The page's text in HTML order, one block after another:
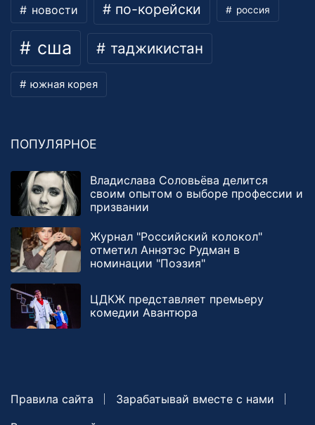
новости по-корейски россия
сша таджикистан
южная корея
ПОПУЛЯРНОЕ
Владислава Соловьёва делится
своим опытом о выборе профессии и
призвании
Журнал "Российский колокол"
отметил Аннэтэс Рудман в
номинации "Поэзия"
ЦДКЖ представляет премьеру
комедии Авантюра
Правила сайта
Зарабатывай вместе с нами